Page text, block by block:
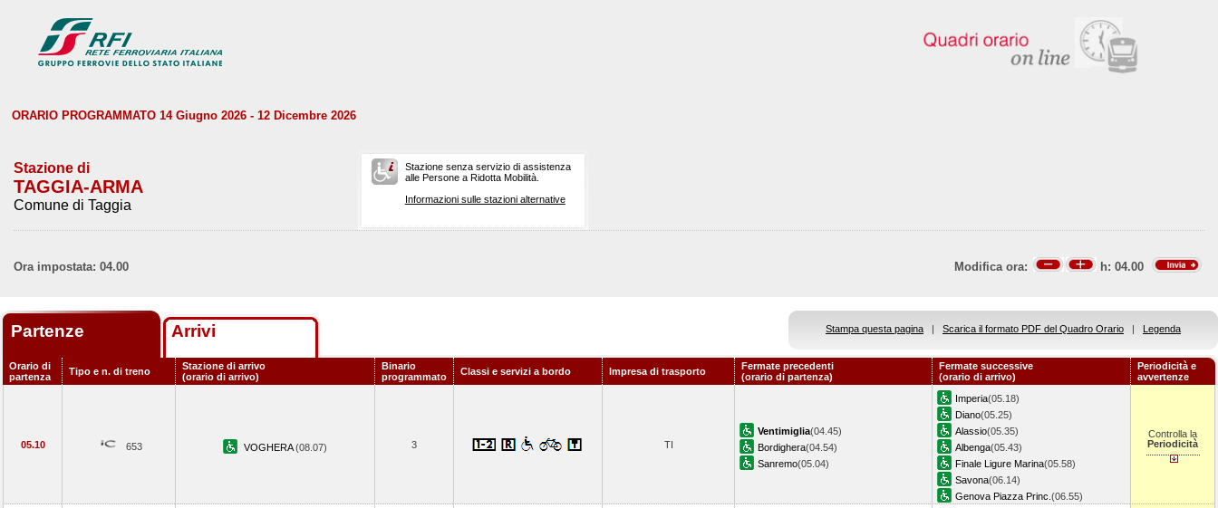
ORARIO PROGRAMMATO 14 Giugno 2026 - 12 Dicembre 2026
Stazione di
TAGGIA-ARMA
Comune di Taggia
Stazione senza servizio di assistenza
alle Persone a Ridotta Mobilità.
Informazioni sulle stazioni alternative
Ora impostata: 04.00 Modifica ora: h: 04.00
Partenze Arrivi Stampa questa pagina | Scarica il formato PDF del Quadro Orario | Legenda
Orario di
partenza
Tipo e n. di treno
Stazione di arrivo
(orario di arrivo)
Binario
programmato
Classi e servizi a bordo Impresa di trasporto
Fermate precedenti
(orario di partenza)
Fermate successive
(orario di arrivo)
Periodicità e
avvertenze
05.10 653 VOGHERA(08.07) 3 TI
Ventimiglia(04.45)
Bordighera(04.54)
Sanremo(05.04)
Imperia(05.18)
Diano(05.25)
Alassio(05.35)
Albenga(05.43)
Finale Ligure Marina(05.58)
Savona(06.14)
Genova Piazza Princ. (06.55)
Controlla la
Periodicità